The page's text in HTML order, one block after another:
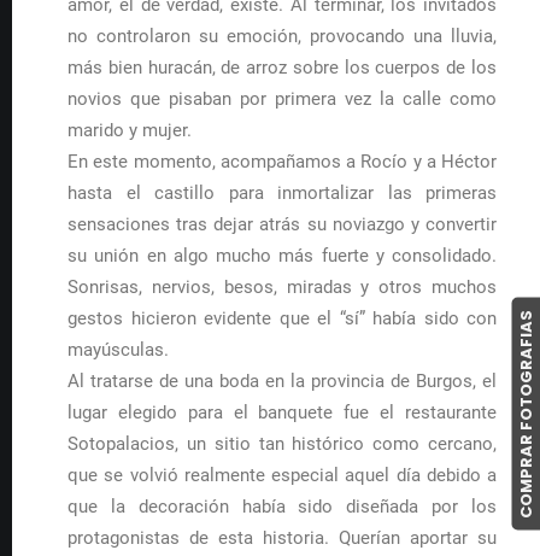
amor, el de verdad, existe. Al terminar, los invitados
no controlaron su emoción, provocando una lluvia,
más bien huracán, de arroz sobre los cuerpos de los
novios que pisaban por primera vez la calle como
marido y mujer.
En este momento, acompañamos a Rocío y a Héctor
hasta el castillo para inmortalizar las primeras
sensaciones tras dejar atrás su noviazgo y convertir
su unión en algo mucho más fuerte y consolidado.
Sonrisas, nervios, besos, miradas y otros muchos
gestos hicieron evidente que el “sí” había sido con
mayúsculas.
Al tratarse de una boda en la provincia de Burgos, el
lugar elegido para el banquete fue el restaurante
Sotopalacios, un sitio tan histórico como cercano,
que se volvió realmente especial aquel día debido a
que la decoración había sido diseñada por los
protagonistas de esta historia. Querían aportar su
COMPRAR FOTOGRAFIAS